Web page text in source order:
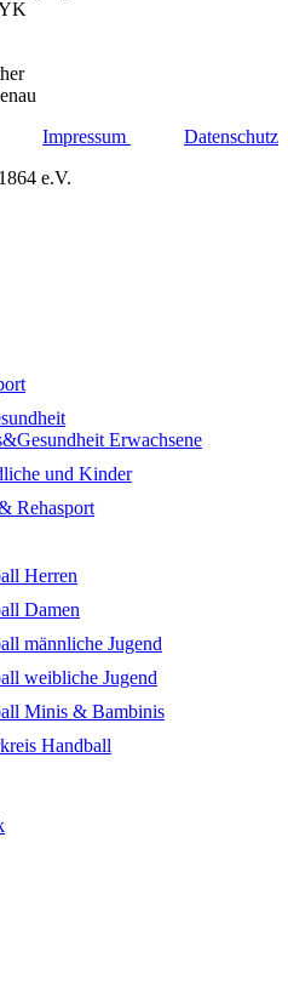
Impressum
Datenschutz
e.V.
Erwachsene
und Kinder
Rehasport
Herren
Damen
männliche Jugend
weibliche Jugend
Minis & Bambinis
Handball